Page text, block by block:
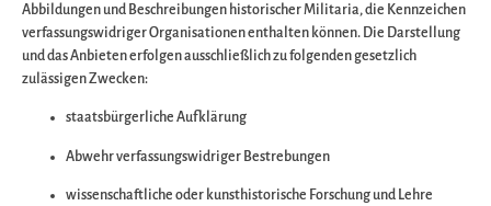
Entschuldigen Sie
bitte die
Abbildungen und Beschreibungen historischer Militaria, die Kennzeichen
verfassungswidriger Organisationen enthalten können. Die Darstellung
und das Anbieten erfolgen ausschließlich zu folgenden gesetzlich
zulässigen Zwecken:
staatsbürgerliche Aufklärung
Abwehr verfassungswidriger Bestrebungen
wissenschaftliche oder kunsthistorische Forschung und Lehre